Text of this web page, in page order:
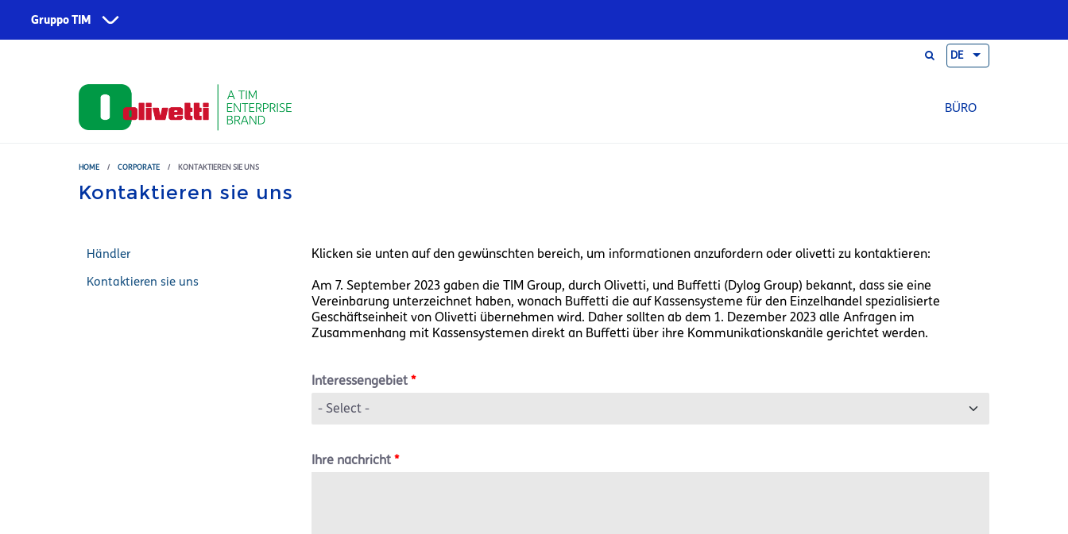
Gruppo TIM
Fondazione TIM
TIM
TIM Business
TIM Enterprise
Olivetti
DE
BÜRO
HOME / CORPORATE / KONTAKTIEREN SIE UNS
Kontaktieren sie uns
Händler
Kontaktieren sie uns
Klicken sie unten auf den gewünschten bereich, um informationen anzufordern oder olivetti zu kontaktieren:
Am 7. September 2023 gaben die TIM Group, durch Olivetti, und Buffetti (Dylog Group) bekannt, dass sie eine
Vereinbarung unterzeichnet haben, wonach Buffetti die auf Kassensysteme für den Einzelhandel spezialisierte
Geschäftseinheit von Olivetti übernehmen wird. Daher sollten ab dem 1. Dezember 2023 alle Anfragen im
Zusammenhang mit Kassensystemen direkt an Buffetti über ihre Kommunikationskanäle gerichtet werden.
Interessengebiet *
Ihre nachricht *